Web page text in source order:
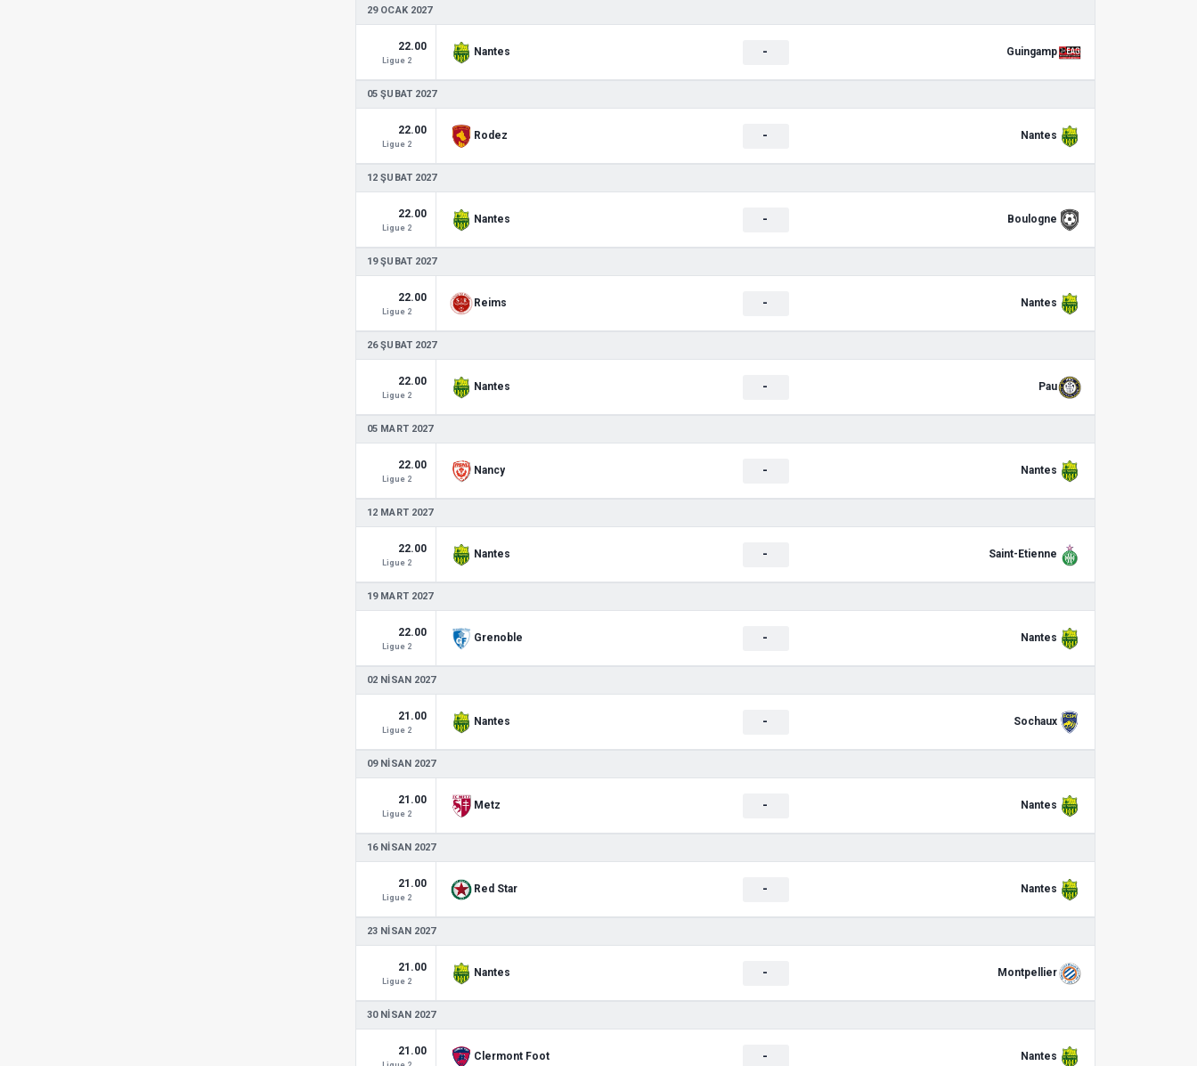
29 OCAK 2027
22.00
Ligue 2
Nantes - Guingamp
05 ŞUBAT 2027
22.00
Ligue 2
Rodez - Nantes
12 ŞUBAT 2027
22.00
Ligue 2
Nantes - Boulogne
19 ŞUBAT 2027
22.00
Ligue 2
Reims - Nantes
26 ŞUBAT 2027
22.00
Ligue 2
Nantes - Pau
05 MART 2027
22.00
Ligue 2
Nancy - Nantes
12 MART 2027
22.00
Ligue 2
Nantes - Saint-Etienne
19 MART 2027
22.00
Ligue 2
Grenoble - Nantes
02 NISAN 2027
21.00
Ligue 2
Nantes - Sochaux
09 NISAN 2027
21.00
Ligue 2
Metz - Nantes
16 NISAN 2027
21.00
Ligue 2
Red Star - Nantes
23 NISAN 2027
21.00
Ligue 2
Nantes - Montpellier
30 NISAN 2027
21.00 Clermont Foot - Nantes